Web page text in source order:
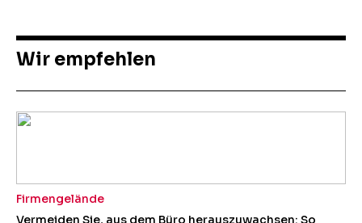
Wir empfehlen
Vermeiden Sie, aus dem Büro herauszuwachsen: So
Firmengelände